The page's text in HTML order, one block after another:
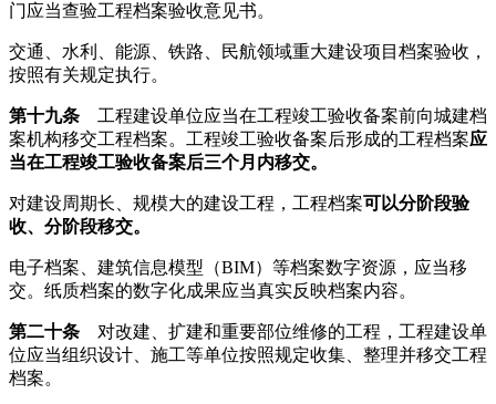
门应当查验工程档案验收意见书。
交通、水利、能源、铁路、民航领域重大建设项目档案验收，
按照有关规定执行。
第十九条 工程建设单位应当在工程竣工验收备案前向城建档
案机构移交工程档案。工程竣工验收备案后形成的工程档案应
当在工程竣工验收备案后三个月内移交。
对建设周期长、规模大的建设工程，工程档案可以分阶段验
收、分阶段移交。
电子档案、建筑信息模型（BIM）等档案数字资源，应当移
交。纸质档案的数字化成果应当真实反映档案内容。
第二十条 对改建、扩建和重要部位维修的工程，工程建设单
位应当组织设计、施工等单位按照规定收集、整理并移交工程
档案。